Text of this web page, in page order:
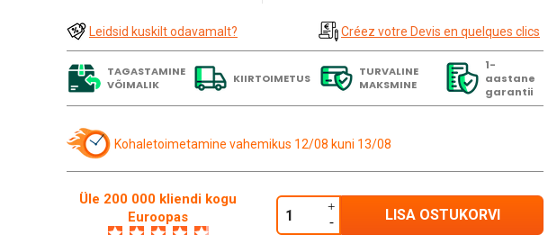
Leidsid kuskilt odavamalt? Créez votre Devis en quelques clics
TAGASTAMINE
VÕIMALIK
KIIRTOIMETUS
TURVALINE
MAKSMINE
1-
aastane
garantii
Kohaletoimetamine vahemikus 12/08 kuni 13/08
Üle 200 000 kliendi kogu
Euroopas
LISA OSTUKORVI